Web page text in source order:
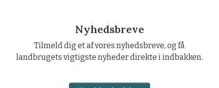
Nyhedsbreve
Tilmeld dig et af vores nyhedsbreve, og få
landbrugets vigtigste nyheder direkte i indbakken.